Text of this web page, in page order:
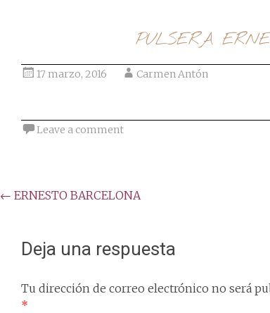
PULSERA
17 marzo, 2016 Carmen Antón
Leave a comment
Post
← ERNESTO BARCELONA
Deja una respuesta
Tu dirección de correo electrónico no será
*